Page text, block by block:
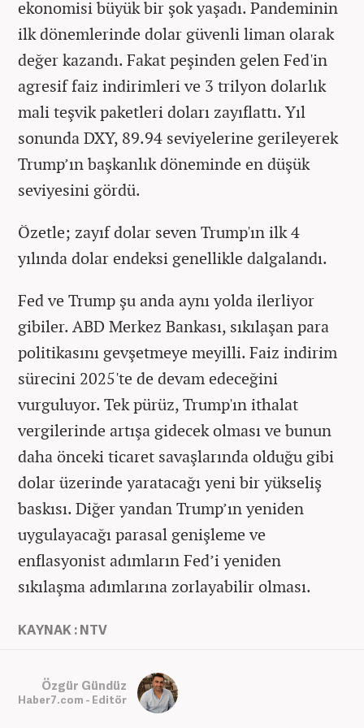
ekonomisi büyük bir şok yaşadı. Pandeminin
ilk dönemlerinde dolar güvenli liman olarak
değer kazandı. Fakat peşinden gelen Fed'in
agresif faiz indirimleri ve 3 trilyon dolarlık
mali teşvik paketleri doları zayıflattı. Yıl
sonunda DXY, 89.94 seviyelerine gerileyerek
Trump’ın başkanlık döneminde en düşük
seviyesini gördü.
Özetle; zayıf dolar seven Trump'ın ilk 4
yılında dolar endeksi genellikle dalgalandı.
Fed ve Trump şu anda aynı yolda ilerliyor
gibiler. ABD Merkez Bankası, sıkılaşan para
politikasını gevşetmeye meyilli. Faiz indirim
sürecini 2025'te de devam edeceğini
vurguluyor. Tek pürüz, Trump'ın ithalat
vergilerinde artışa gidecek olması ve bunun
daha önceki ticaret savaşlarında olduğu gibi
dolar üzerinde yaratacağı yeni bir yükseliş
baskısı. Diğer yandan Trump’ın yeniden
uygulayacağı parasal genişleme ve
enflasyonist adımların Fed’i yeniden
sıkılaşma adımlarına zorlayabilir olması.
KAYNAK : NTV
Özgür Gündüz
Haber7.com - Editör